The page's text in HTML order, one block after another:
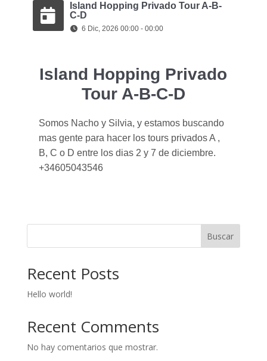
Island Hopping Privado Tour A-B-
C-D
6 Dic, 2026 00:00 - 00:00
Island Hopping Privado
Tour A-B-C-D
Somos Nacho y Silvia, y estamos buscando
mas gente para hacer los tours privados A ,
B, C o D entre los dias 2 y 7 de diciembre.
+34605043546
Buscar
Recent Posts
Hello world!
Recent Comments
No hay comentarios que mostrar.